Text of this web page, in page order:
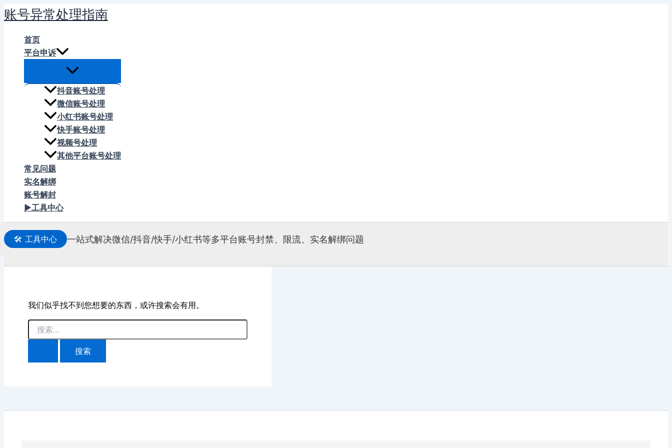
跳
至
账号异常处理指南
首页
平台申诉
抖音账号处理
微信账号处理
小红书账号处理
快手账号处理
视频号处理
其他平台账号处理
常见问题
实名解绑
账号解封
▶工具中心
🛠️ 工具中心 一站式解决微信/抖音/快手/小红书等多平台账号封禁、限流、实名解绑问题
我们似乎找不到您想要的东西，或许搜索会有用。
搜
索：